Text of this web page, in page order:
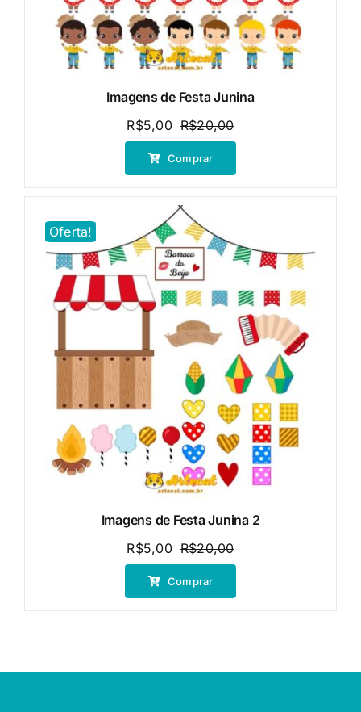
Imagens de Festa Junina
R$20,00O
preço
era:
R$5,00
O
preço
é:
Comprar
Oferta!
Imagens de Festa Junina 2
R$20,00O
preço
era:
R$5,00
O
preço
é:
Comprar